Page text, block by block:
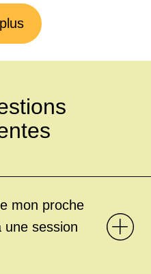
mon proche
une session